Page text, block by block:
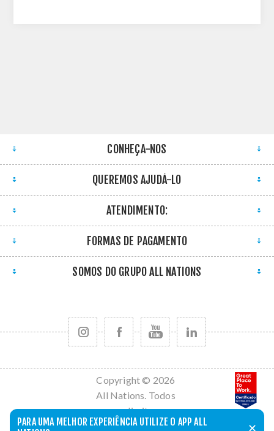
PARA UMA MELHOR EXPERIÊNCIA UTILIZE O APP ALL
✕
CONHEÇA-NOS
QUEREMOS AJUDÁ-LO
ATENDIMENTO:
FORMAS DE PAGAMENTO
SOMOS DO GRUPO ALL NATIONS
Copyright © 2026
All Nations. Todos
os direitos
reservados.